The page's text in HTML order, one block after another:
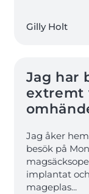
Gilly Holt
Jag har
extremt
Jag åker
besök på
implantat
mageplas...